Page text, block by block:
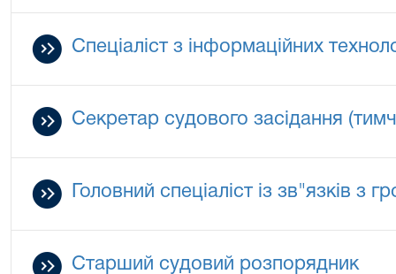
Спеціаліст з інформаційних
Секретар судового засідання
Головний спеціаліст із зв"язків з
Старший судовий розпорядник